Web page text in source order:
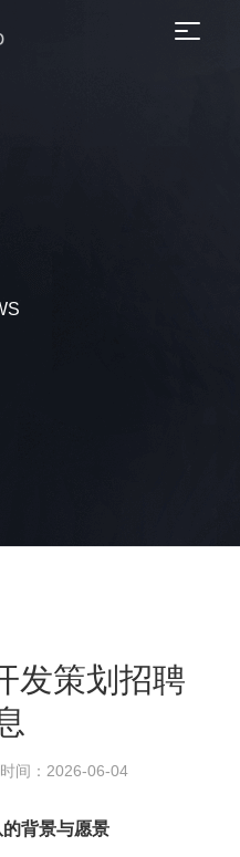
发策划招聘
间：2026-06-04
背景与愿景